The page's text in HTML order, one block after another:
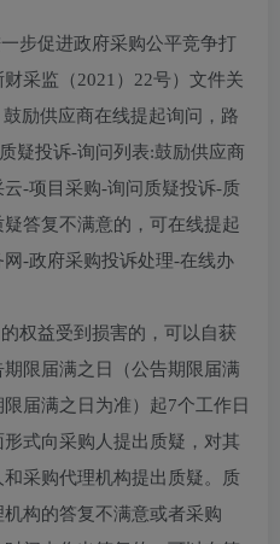
步促进政府采购公平竞争打
采监（2021）22号）文件关
励供应商在线提起询问，路
疑投诉-询问列表:鼓励供应商
-项目采购-询问质疑投诉-质
答复不满意的，可在线提起
-政府采购投诉处理-在线办
权益受到损害的，可以自获
限届满之日（公告期限届满
届满之日为准）起7个工作日
式向采购人提出质疑，对其
采购代理机构提出质疑。质
构的答复不满意或者采购